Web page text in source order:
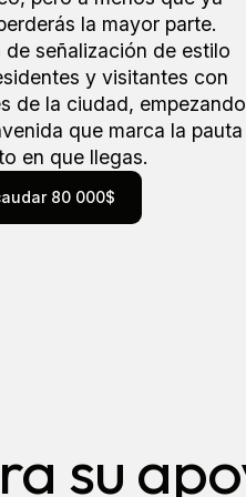
la mayor parte.
señalización de estilo
y visitantes con
de la ciudad, empezando
que marca la pauta
en que llegas.
80 000$
su